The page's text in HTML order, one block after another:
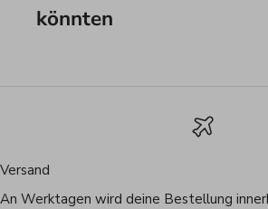
könnten
Versand
An Werktagen wird deine Bestellung